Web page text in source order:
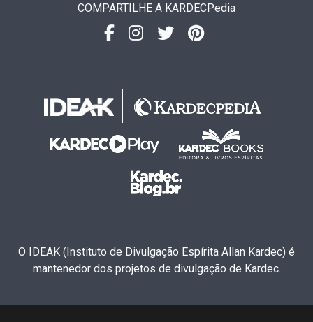
COMPARTILHE A KARDECPedia
O IDEAK (Instituto de Divulgação Espírita Allan Kardec) é
mantenedor dos projetos de divulgação de Kardec.